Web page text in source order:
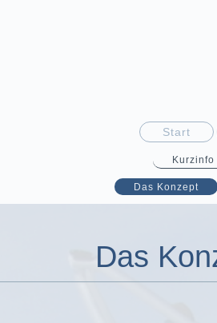
Start
Kurzinfo
Das Konzept
Das